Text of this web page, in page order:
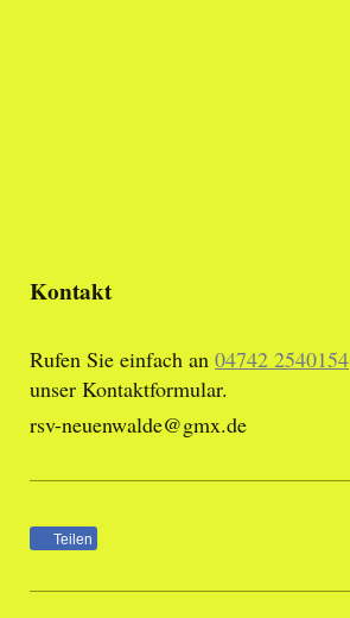
Kontakt
Rufen Sie einfach an 04742 2540154
unser Kontaktformular.
rsv-neuenwalde@gmx.de
Teilen